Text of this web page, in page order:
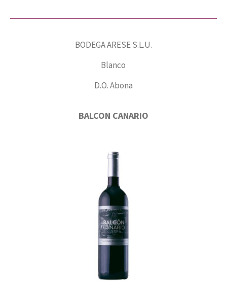
BODEGA ARESE S.L.U.
Blanco
D.O. Abona
BALCON CANARIO